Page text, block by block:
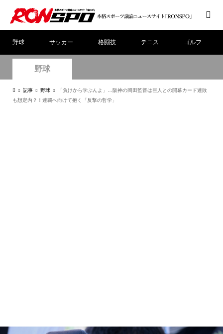
野球 サッカー 格闘技 テニス ゴルフ
野球
記事 野球
「負けから学ぶんよ」…阪神の岡田監督は巨人との開幕カード連敗
も想定内？！連覇へ向けて抱く「反撃の哲学」